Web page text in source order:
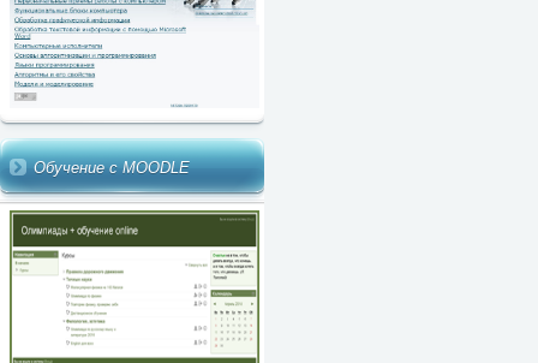
Обучение с MOODLE